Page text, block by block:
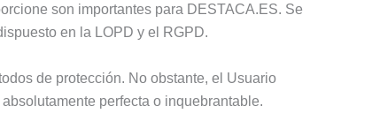
son importantes para DESTACA.ES. Se
en la LOPD y el RGPD.
de protección. No obstante, el Usuario
perfecta o inquebrantable.